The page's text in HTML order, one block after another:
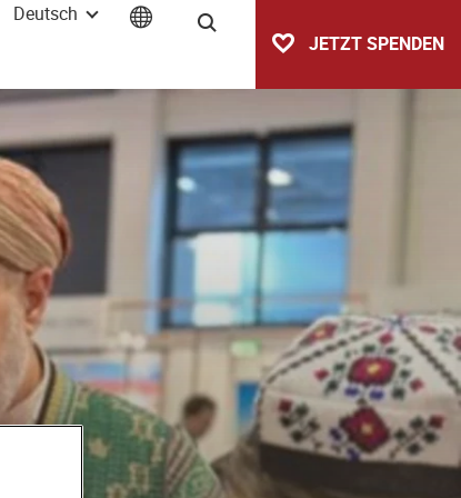
Deutsch
Suche
JETZT SPENDEN